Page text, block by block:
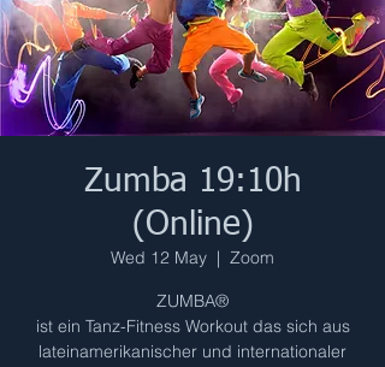
Zumba 19:10h
(Online)
Wed 12 May
  |
Zoom
ZUMBA®
ist ein Tanz-Fitness Workout das sich aus
lateinamerikanischer und internationaler